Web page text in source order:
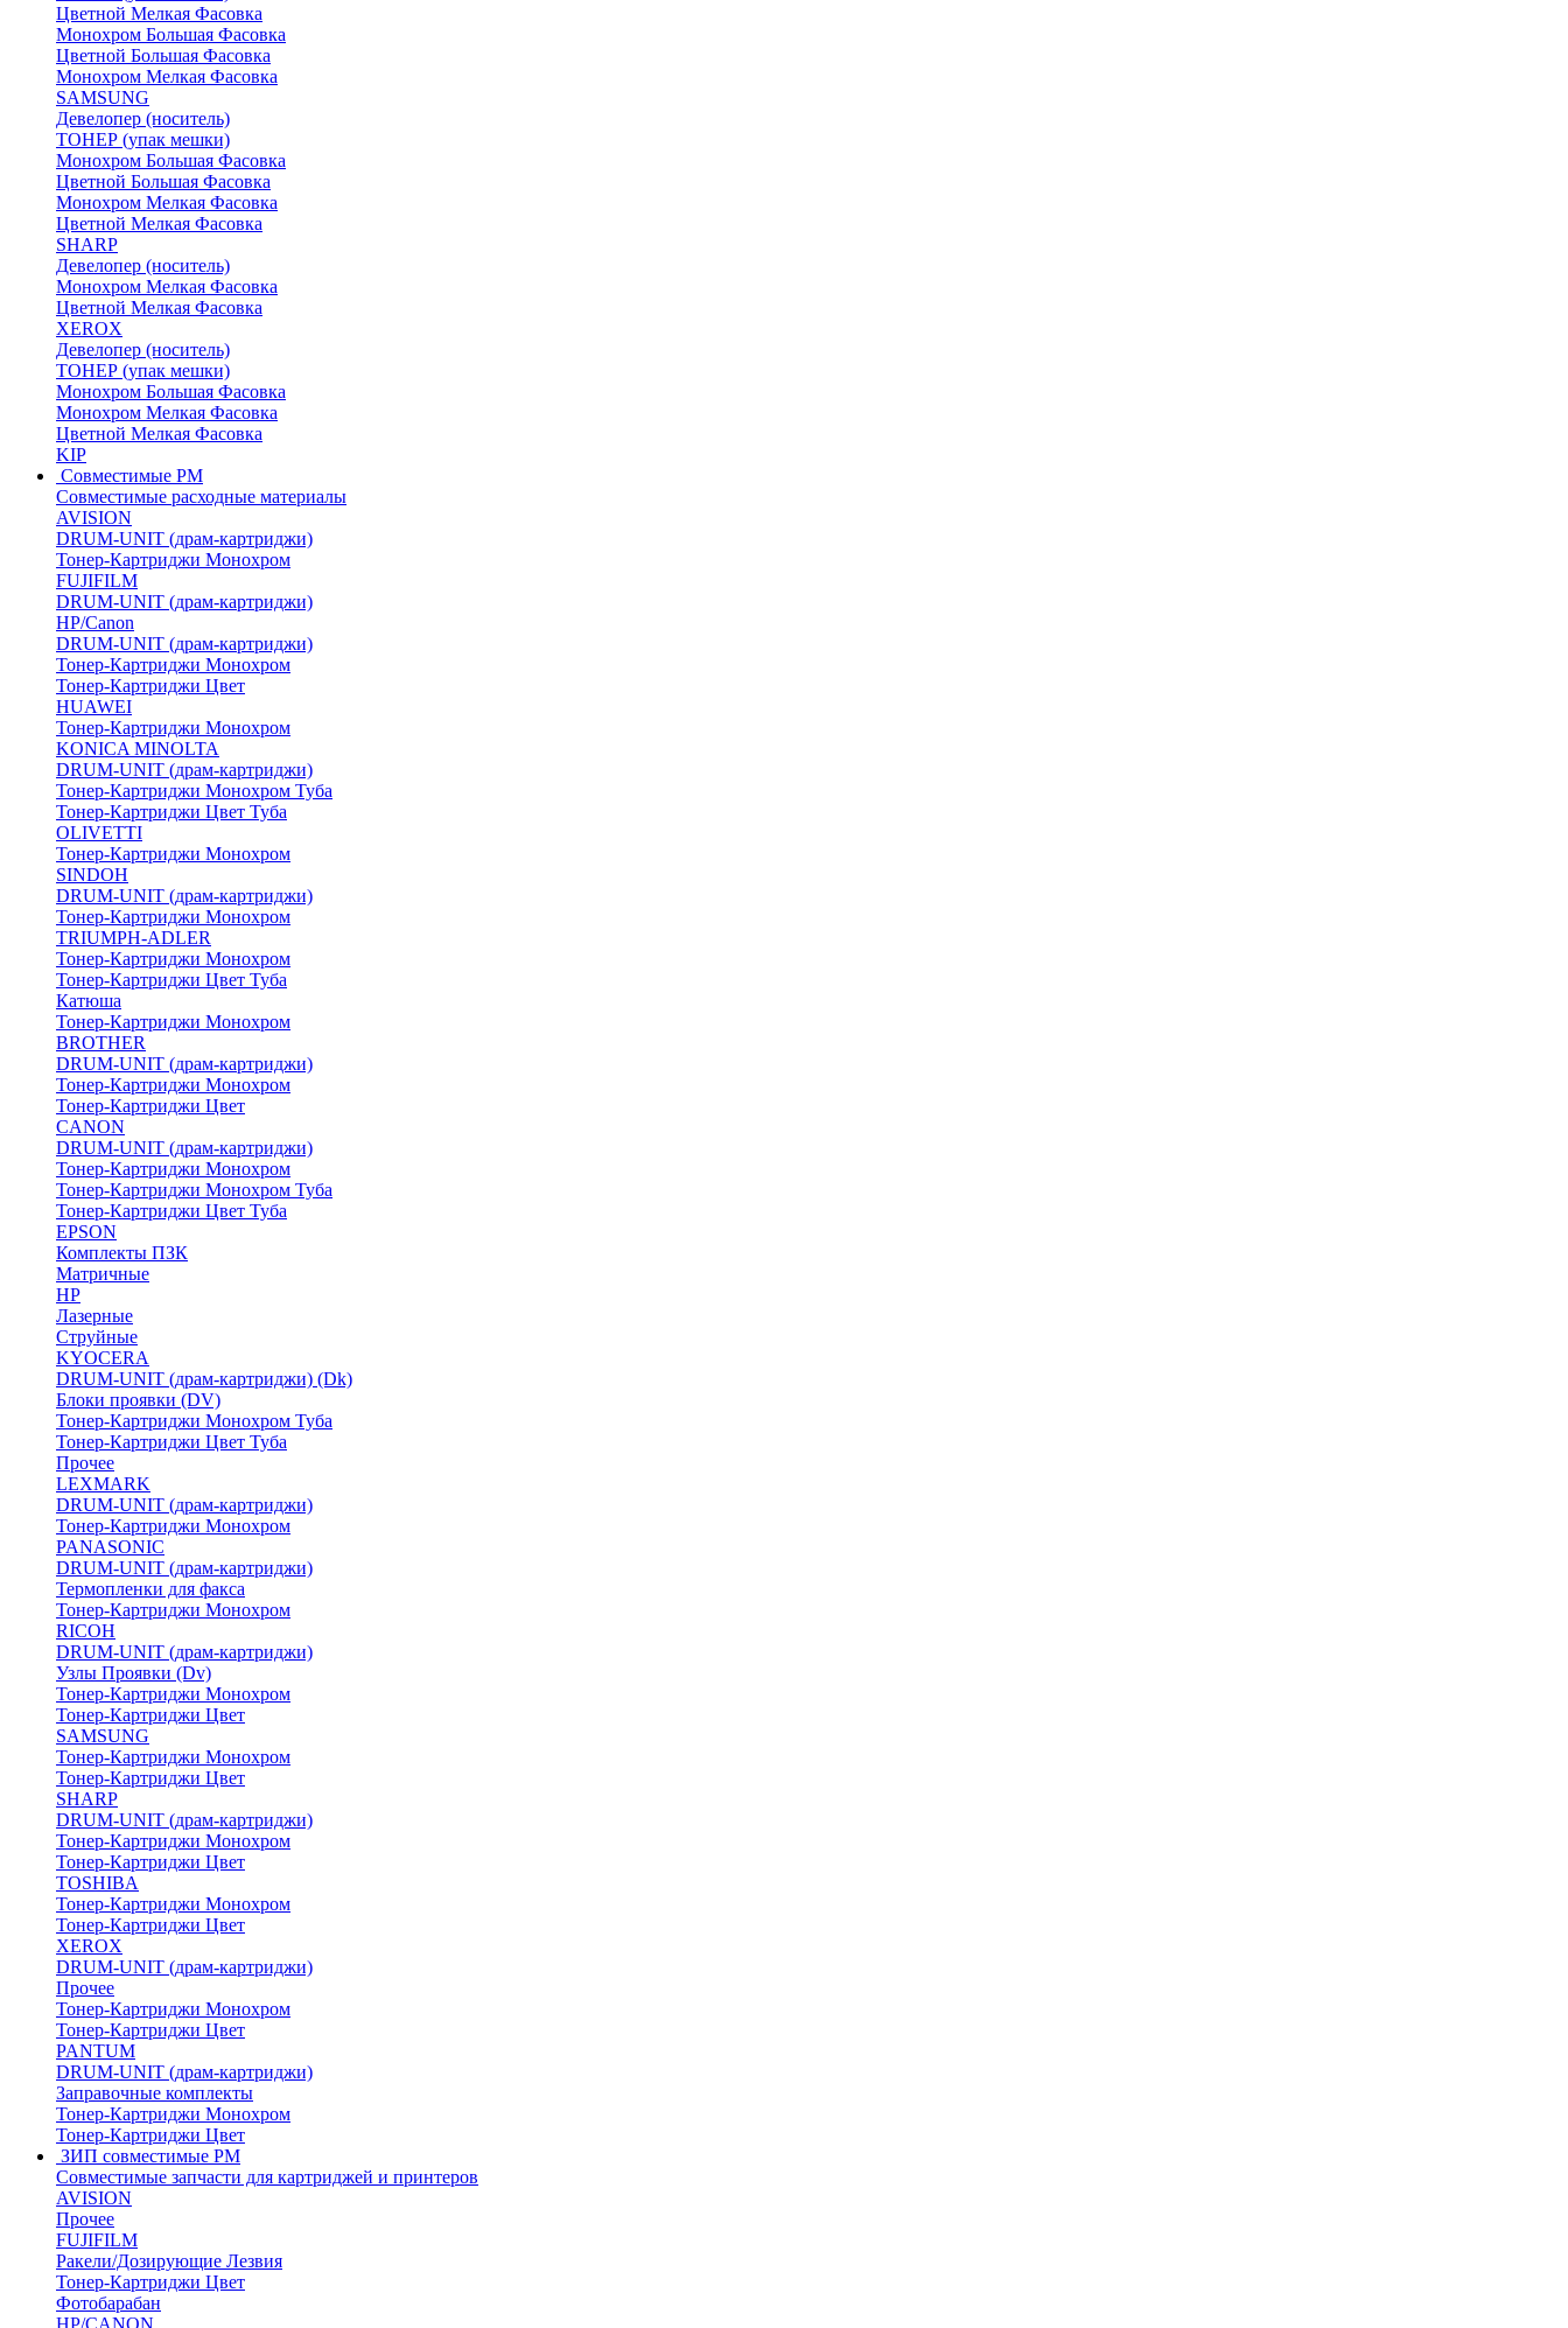
Цветной Мелкая Фасовка
Монохром Большая Фасовка
Цветной Большая Фасовка
Монохром Мелкая Фасовка
SAMSUNG
Девелопер (носитель)
ТОНЕР (упак мешки)
Монохром Большая Фасовка
Цветной Большая Фасовка
Монохром Мелкая Фасовка
Цветной Мелкая Фасовка
SHARP
Девелопер (носитель)
Монохром Мелкая Фасовка
Цветной Мелкая Фасовка
XEROX
Девелопер (носитель)
ТОНЕР (упак мешки)
Монохром Большая Фасовка
Монохром Мелкая Фасовка
Цветной Мелкая Фасовка
KIP
Совместимые РМ
Совместимые расходные материалы
AVISION
DRUM-UNIT (драм-картриджи)
Тонер-Картриджи Монохром
FUJIFILM
DRUM-UNIT (драм-картриджи)
HP/Canon
DRUM-UNIT (драм-картриджи)
Тонер-Картриджи Монохром
Тонер-Картриджи Цвет
HUAWEI
Тонер-Картриджи Монохром
KONICA MINOLTA
DRUM-UNIT (драм-картриджи)
Тонер-Картриджи Монохром Туба
Тонер-Картриджи Цвет Туба
OLIVETTI
Тонер-Картриджи Монохром
SINDOH
DRUM-UNIT (драм-картриджи)
Тонер-Картриджи Монохром
TRIUMPH-ADLER
Тонер-Картриджи Монохром
Тонер-Картриджи Цвет Туба
Катюша
Тонер-Картриджи Монохром
BROTHER
DRUM-UNIT (драм-картриджи)
Тонер-Картриджи Монохром
Тонер-Картриджи Цвет
CANON
DRUM-UNIT (драм-картриджи)
Тонер-Картриджи Монохром
Тонер-Картриджи Монохром Туба
Тонер-Картриджи Цвет Туба
EPSON
Комплекты ПЗК
Матричные
HP
Лазерные
Струйные
KYOCERA
DRUM-UNIT (драм-картриджи) (Dk)
Блоки проявки (DV)
Тонер-Картриджи Монохром Туба
Тонер-Картриджи Цвет Туба
Прочее
LEXMARK
DRUM-UNIT (драм-картриджи)
Тонер-Картриджи Монохром
PANASONIC
DRUM-UNIT (драм-картриджи)
Термопленки для факса
Тонер-Картриджи Монохром
RICOH
DRUM-UNIT (драм-картриджи)
Узлы Проявки (Dv)
Тонер-Картриджи Монохром
Тонер-Картриджи Цвет
SAMSUNG
Тонер-Картриджи Монохром
Тонер-Картриджи Цвет
SHARP
DRUM-UNIT (драм-картриджи)
Тонер-Картриджи Монохром
Тонер-Картриджи Цвет
TOSHIBA
Тонер-Картриджи Монохром
Тонер-Картриджи Цвет
XEROX
DRUM-UNIT (драм-картриджи)
Прочее
Тонер-Картриджи Монохром
Тонер-Картриджи Цвет
PANTUM
DRUM-UNIT (драм-картриджи)
Заправочные комплекты
Тонер-Картриджи Монохром
Тонер-Картриджи Цвет
ЗИП совместимые РМ
Совместимые запчасти для картриджей и принтеров
AVISION
Прочее
FUJIFILM
Ракели/Дозирующие Лезвия
Тонер-Картриджи Цвет
Фотобарабан
HP/CANON